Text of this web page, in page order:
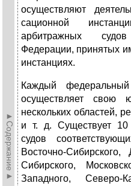
►Содержание►
осуществляют
сационной
арбитражных
Федерации, принятых
инстан­циях.
Каждый
осуществляет свою
нескольких областей,
и т. д. Существует
судов
Восточно-Сибирского,
Сибирского,
Западного, Северо-